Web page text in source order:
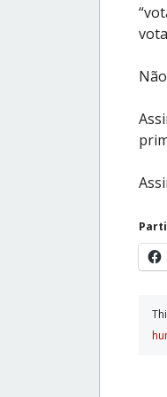
Nã